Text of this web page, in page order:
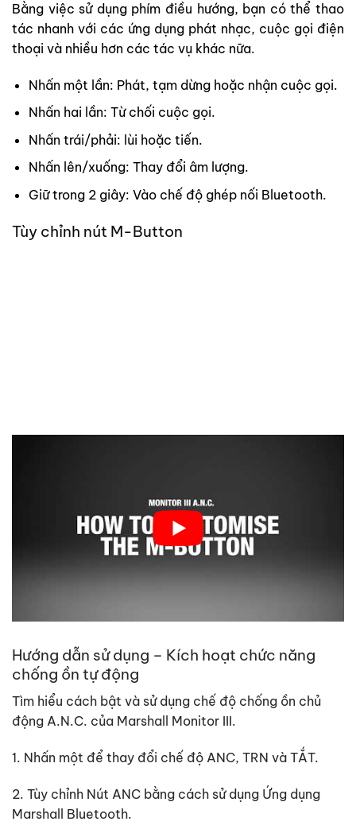
Bằng việc sử dụng phím điều hướng, bạn có thể thao
tác nhanh với các ứng dụng phát nhạc, cuộc gọi điện
thoại và nhiều hơn các tác vụ khác nữa.
Nhấn một lần: Phát, tạm dừng hoặc nhận cuộc gọi.
Nhấn hai lần: Từ chối cuộc gọi.
Nhấn trái/phải: lùi hoặc tiến.
Nhấn lên/xuống: Thay đổi âm lượng.
Giữ trong 2 giây: Vào chế độ ghép nối Bluetooth.
Tùy chỉnh nút M-Button
Hướng dẫn sử dụng – Kích hoạt chức năng
chống ồn tự động
Tìm hiểu cách bật và sử dụng chế độ chống ồn chủ
động A.N.C. của Marshall Monitor III.
1. Nhấn một để thay đổi chế độ ANC, TRN và TẮT.
2. Tùy chỉnh Nút ANC bằng cách sử dụng Ứng dụng
Marshall Bluetooth.